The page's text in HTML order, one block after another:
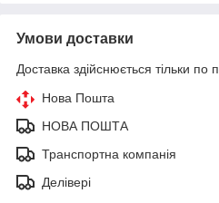
Умови доставки
Доставка здійснюється тільки по
Нова Пошта
НОВА ПОШТА
Транспортна компанія
Делівері